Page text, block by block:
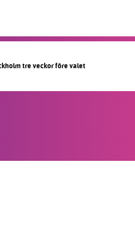
tre veckor före valet